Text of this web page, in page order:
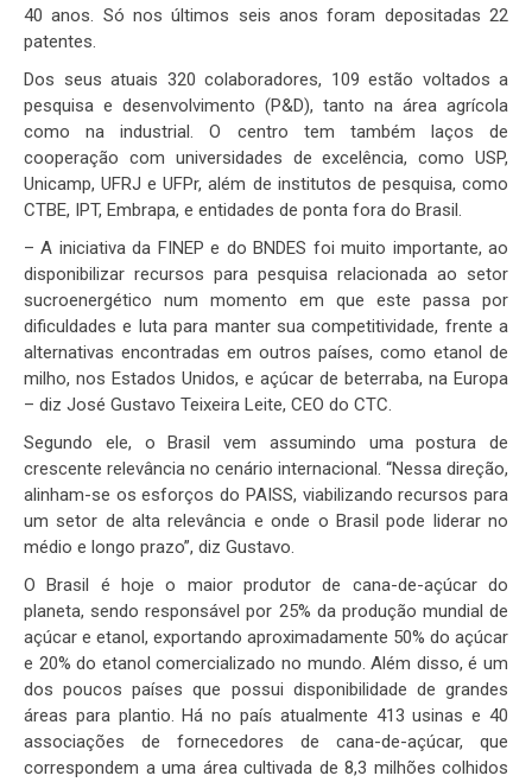
40 anos. Só nos últimos seis anos foram depositadas 22
patentes.
Dos seus atuais 320 colaboradores, 109 estão voltados a
pesquisa e desenvolvimento (P&D), tanto na área agrícola
como na industrial. O centro tem também laços de
cooperação com universidades de excelência, como USP,
Unicamp, UFRJ e UFPr, além de institutos de pesquisa, como
CTBE, IPT, Embrapa, e entidades de ponta fora do Brasil.
– A iniciativa da FINEP e do BNDES foi muito importante, ao
disponibilizar recursos para pesquisa relacionada ao setor
sucroenergético num momento em que este passa por
dificuldades e luta para manter sua competitividade, frente a
alternativas encontradas em outros países, como etanol de
milho, nos Estados Unidos, e açúcar de beterraba, na Europa
– diz José Gustavo Teixeira Leite, CEO do CTC.
Segundo ele, o Brasil vem assumindo uma postura de
crescente relevância no cenário internacional. “Nessa direção,
alinham-se os esforços do PAISS, viabilizando recursos para
um setor de alta relevância e onde o Brasil pode liderar no
médio e longo prazo”, diz Gustavo.
O Brasil é hoje o maior produtor de cana-de-açúcar do
planeta, sendo responsável por 25% da produção mundial de
açúcar e etanol, exportando aproximadamente 50% do açúcar
e 20% do etanol comercializado no mundo. Além disso, é um
dos poucos países que possui disponibilidade de grandes
áreas para plantio. Há no país atualmente 413 usinas e 40
associações de fornecedores de cana-de-açúcar, que
correspondem a uma área cultivada de 8,3 milhões colhidos